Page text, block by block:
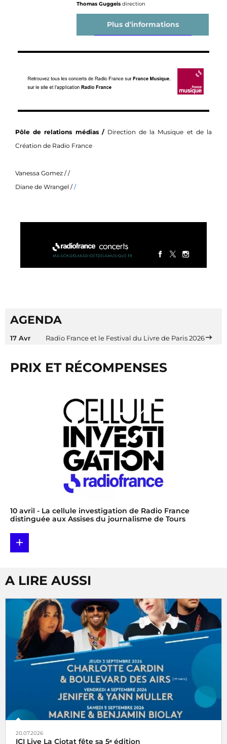
Thomas Guggeis direction
Plus d'informations
Pôle de relations médias / Direction de la Musique et de la
Création de Radio France
Vanessa Gomez / /
Diane de Wrangel //
AGENDA
17 Avr Radio France et le Festival du Livre de Paris 2026
PRIX ET RÉCOMPENSES
10 avril - La cellule investigation de Radio France
distinguée aux Assises du journalisme de Tours
+
A LIRE AUSSI
20.07.2026
ICI Live La Ciotat fête sa 5ᵉ édition